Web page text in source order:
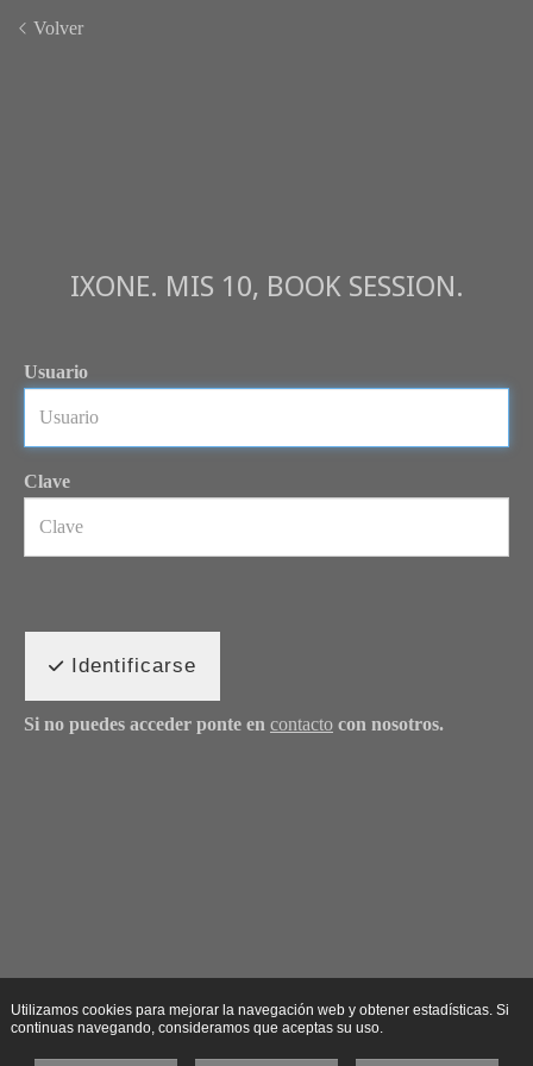
Volver
IXONE. MIS 10, BOOK SESSION.
Usuario
Clave
Identificarse
Si no puedes acceder ponte en contacto con nosotros.
Utilizamos cookies para mejorar la navegación web y obtener estadísticas. Si
continuas navegando, consideramos que aceptas su uso.